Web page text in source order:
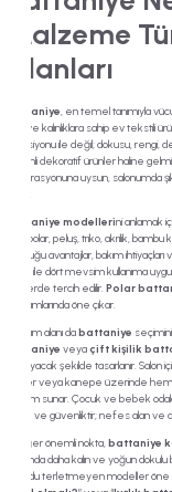
Malzeme
Alanları
Battaniye, en temel tanımıyla
ölçü ve kalınlıklara sahip ev tekstili
fonksiyonu ile değil; dokusu, rengi,
önemli dekoratif ürünler haline
dekorasyonuna uysun, salonumda
Battaniye modellerini anlamak
yün, polar, peluş, triko, akrilik, bambu
sunduğu avantajlar, bakım ihtiyaçları
yapısı ile dört mevsim kullanıma
iklimlerde tercih edilir. Polar
kullanımlarında öne çıkar.
Kullanım alanı dabattaniye
battaniye veyaçift kişilik
kaplayacak şekilde tasarlanır. Salon
berjer veya kanepe üzerinde
çözüm sunar. Çocuk ve bebek
sağlık ve güvenliktir; nefes alan
Bir diğer önemli nokta,battaniye
aylarında daha kalın ve yoğun
vücudu terletmeyen modeller öne